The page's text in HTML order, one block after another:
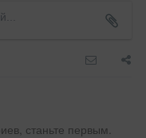
станьте первым.